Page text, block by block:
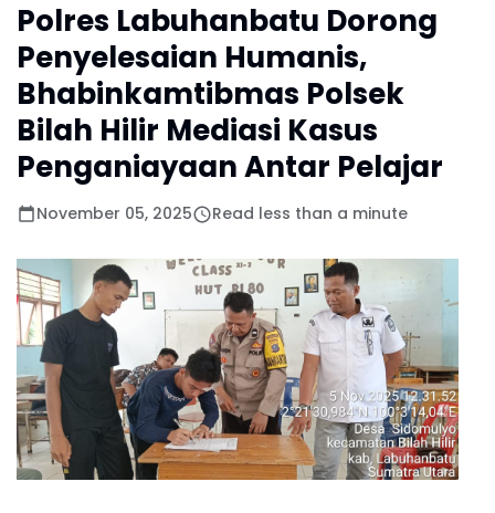
Polres Labuhanbatu Dorong
Penyelesaian Humanis,
Bhabinkamtibmas Polsek
Bilah Hilir Mediasi Kasus
Penganiayaan Antar Pelajar
November 05, 2025 Read less than a minute